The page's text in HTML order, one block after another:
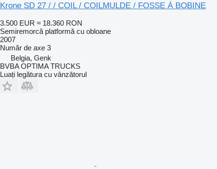
Krone SD 27 / / COIL / COILMULDE / FOSSE Á BOBINE
3.500 EUR ≈ 18.360 RON
Semiremorcă platformă cu obloane
2007
Număr de axe 3
Belgia, Genk
BVBA OPTIMA TRUCKS
Luați legătura cu vânzătorul